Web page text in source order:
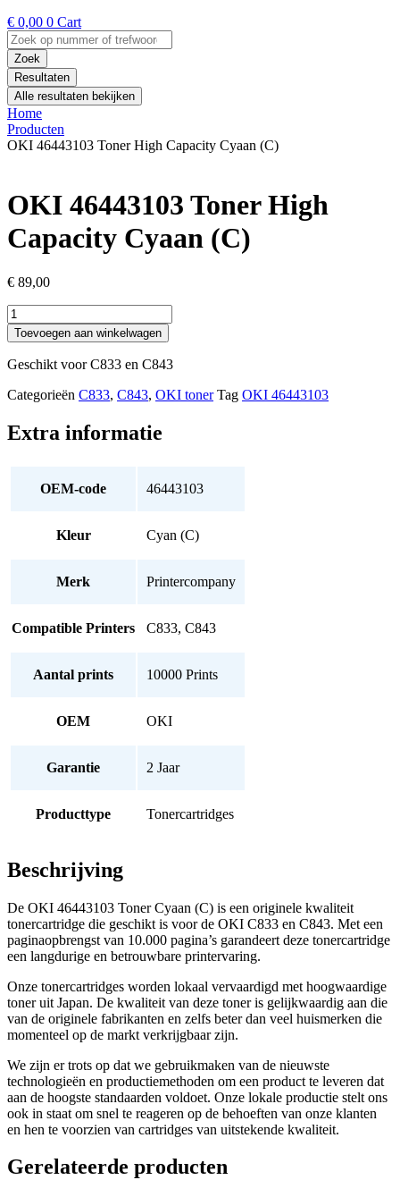
€ 0,00 0 Cart
Search
...Zoek
Resultaten
Alle resultaten bekijken
Home
Producten
OKI 46443103 Toner High Capacity Cyaan (C)
OKI 46443103 Toner High
Capacity Cyaan (C)
€ 89,00
OKI
46443103
Toner
High
Cyaan
aantal
Toevoegen aan winkelwagen
Geschikt voor C833 en C843
Categorieën C833, C843, OKI toner Tag OKI 46443103
Extra informatie
OEM-code 46443103
Kleur Cyan (C)
Merk Printercompany
Compatible Printers C833, C843
Aantal prints 10000 Prints
OEM OKI
Garantie 2 Jaar
Producttype Tonercartridges
Beschrijving
De OKI 46443103 Toner Cyaan (C) is een originele kwaliteit
tonercartridge die geschikt is voor de OKI C833 en C843. Met een
paginaopbrengst van 10.000 pagina’s garandeert deze tonercartridge
een langdurige en betrouwbare printervaring.
Onze tonercartridges worden lokaal vervaardigd met hoogwaardige
toner uit Japan. De kwaliteit van deze toner is gelijkwaardig aan die
van de originele fabrikanten en zelfs beter dan veel huismerken die
momenteel op de markt verkrijgbaar zijn.
We zijn er trots op dat we gebruikmaken van de nieuwste
technologieën en productiemethoden om een product te leveren dat
aan de hoogste standaarden voldoet. Onze lokale productie stelt ons
ook in staat om snel te reageren op de behoeften van onze klanten
en hen te voorzien van cartridges van uitstekende kwaliteit.
Gerelateerde producten